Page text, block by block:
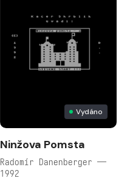
Vydáno
Ninžova Pomsta
Radomír Danenberger —
1992